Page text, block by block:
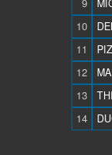
9
10
11
12
13
14